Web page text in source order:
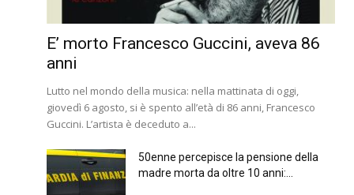
E’ morto Francesco Guccini, aveva 86
anni
Lutto nel mondo della musica: nella mattinata di oggi,
giovedì 6 agosto, si è spento all’età di 86 anni, Francesco
Guccini. L’artista è deceduto a...
50enne percepisce la pensione della
madre morta da oltre 10 anni:...